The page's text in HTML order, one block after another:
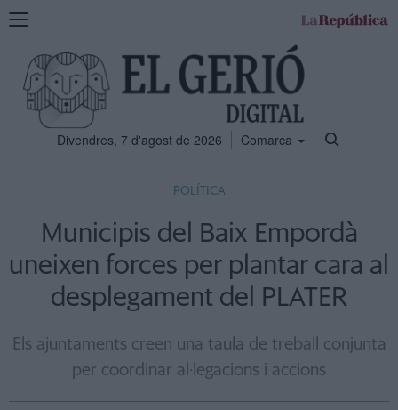
Mostra
navegació
Divendres, 7 d'agost de 2026 Comarca
POLÍTICA
Municipis del Baix Empordà
uneixen forces per plantar cara al
desplegament del PLATER
Els ajuntaments creen una taula de treball conjunta
per coordinar al·legacions i accions